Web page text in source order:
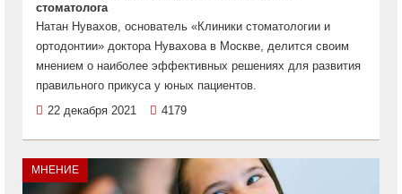
стоматолога
Натан Нувахов, основатель «Клиники стоматологии и
ортодонтии» доктора Нувахова в Москве, делится своим
мнением о наиболее эффективных решениях для развития
правильного прикуса у юных пациентов.
22 декабря 2021
4179
МНЕНИЕ